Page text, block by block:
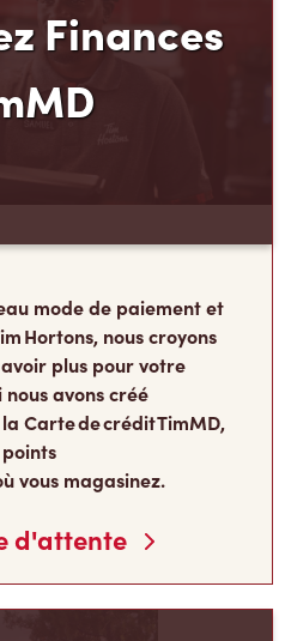
Finances
mode de paiement et
Hortons, nous croyons
plus pour votre
avons créé
Carte de crédit TimMD,
vous magasinez.
d'attente